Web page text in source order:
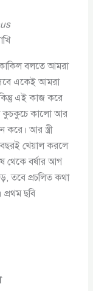
বলতে আমরা
একেই আমরা
এই কাজ করে
কুচকুচে কালো আর
আর স্ত্রী
খেয়াল করলে
থেকে বর্ষার আগ
তবে প্রচলিত কথা
ছবি